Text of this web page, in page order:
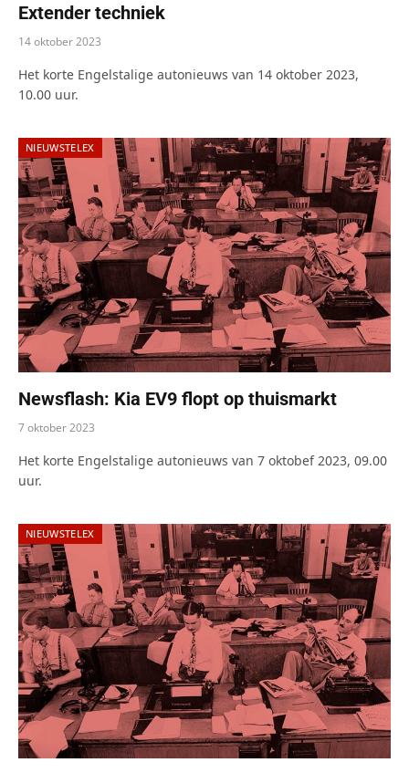
Extender techniek
14 oktober 2023
Het korte Engelstalige autonieuws van 14 oktober 2023,
10.00 uur.
NIEUWSTELEX
Newsflash: Kia EV9 flopt op thuismarkt
7 oktober 2023
Het korte Engelstalige autonieuws van 7 oktobef 2023, 09.00
uur.
NIEUWSTELEX